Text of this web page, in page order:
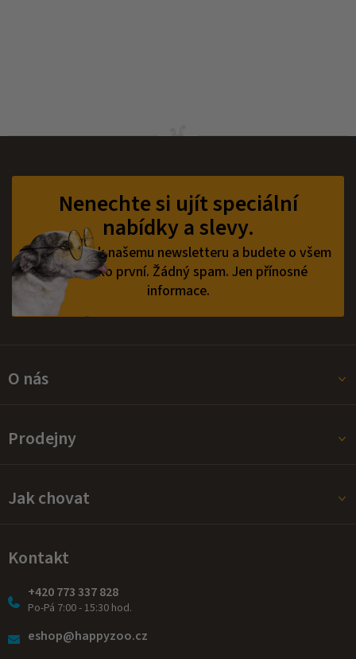
Nenechte si ujít speciální
nabídky a slevy.
Přihlaste se k našemu newsletteru a budete o všem
vědět jako první. Žádný spam. Jen přínosné
informace.
O nás
Prodejny
Jak chovat
Kontakt
+420 773 337 828
Po-Pá 7:00 - 15:30 hod.
eshop@happyzoo.cz